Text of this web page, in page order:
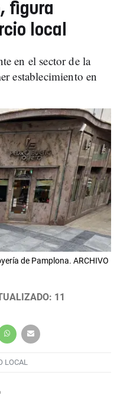
figura
local
en el sector de la
establecimiento en
de Pamplona. ARCHIVO
11
LOCAL